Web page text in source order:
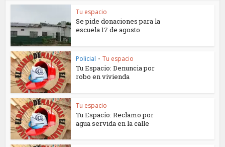
Tu espacio
Se pide donaciones para la
escuela 17 de agosto
Policial • Tu espacio
Tu Espacio: Denuncia por
robo en vivienda
Tu espacio
Tu Espacio: Reclamo por
agua servida en la calle